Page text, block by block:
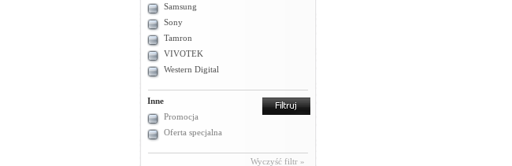
Samsung
Sony
Tamron
VIVOTEK
Western Digital
Inne
Promocja
Oferta specjalna
Wyczyść filtr »